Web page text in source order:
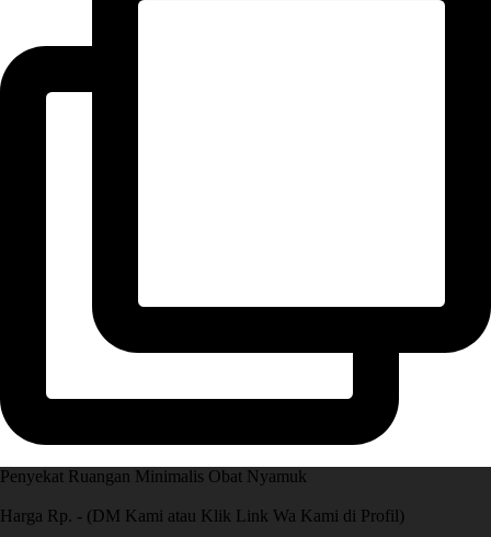
Penyekat Ruangan Minimalis Obat Nyamuk
Harga Rp. - (DM Kami atau Klik Link Wa Kami di Profil)